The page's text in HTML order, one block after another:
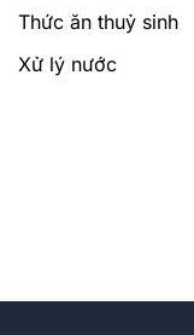
Thức ăn thuỷ sinh
Xử lý nước